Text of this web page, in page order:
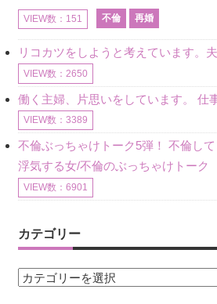
VIEW数：151 不倫 再婚
VIEW数：2650
VIEW数：3389
浮気する女/不倫のぶっちゃけトーク
VIEW数：6901
カテゴリー
カ